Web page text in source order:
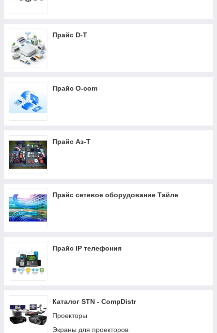
Прайс D-T
Прайс O-com
Прайс Аз-Т
Прайс сетевое оборудование Тайле
Прайс IP телефония
Каталог STN - CompDistr
Проекторы
Экраны для проекторов